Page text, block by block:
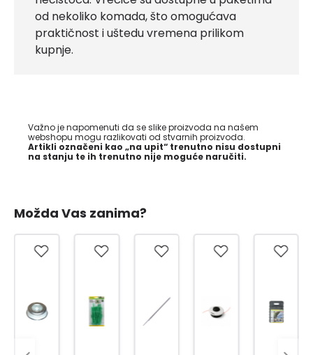
od nekoliko komada, što omogućava
praktičnost i uštedu vremena prilikom
kupnje.
Važno je napomenuti da se slike proizvoda na našem
webshopu mogu razlikovati od stvarnih proizvoda.
Artikli označeni kao „na upit“ trenutno nisu dostupni
na stanju te ih trenutno nije moguće naručiti.
Možda Vas zanima?